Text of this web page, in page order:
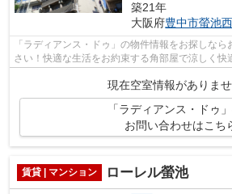
築21年
大阪府豊中市螢池
「ラディアンス・ドゥ」の物件情報をお探しな
さい！快適な生活をお約束する角部屋で涼しく快
現在空室情報がありませ
「ラディアンス・ドゥ
お問い合わせはこち
賃貸 | マンション ローレル螢池